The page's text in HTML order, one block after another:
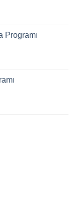
Programı